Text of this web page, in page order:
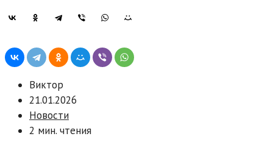
Виктор
21.01.2026
Новости
2 мин. чтения